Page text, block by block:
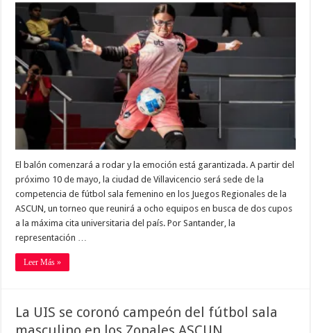
El balón comenzará a rodar y la emoción está garantizada. A partir del
próximo 10 de mayo, la ciudad de Villavicencio será sede de la
competencia de fútbol sala femenino en los Juegos Regionales de la
ASCUN, un torneo que reunirá a ocho equipos en busca de dos cupos
a la máxima cita universitaria del país. Por Santander, la
representación …
Leer Más »
La UIS se coronó campeón del fútbol sala